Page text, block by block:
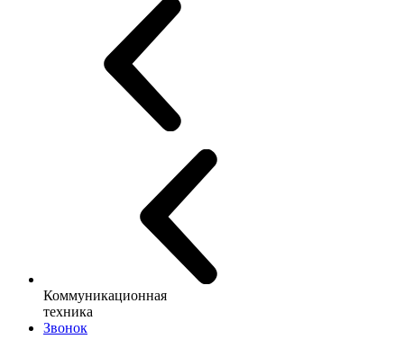
Коммуникационная
техника
Звонок